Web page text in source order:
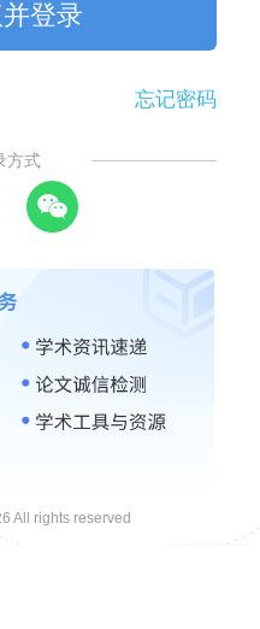
登录
忘记密码
方式
All rights reserved